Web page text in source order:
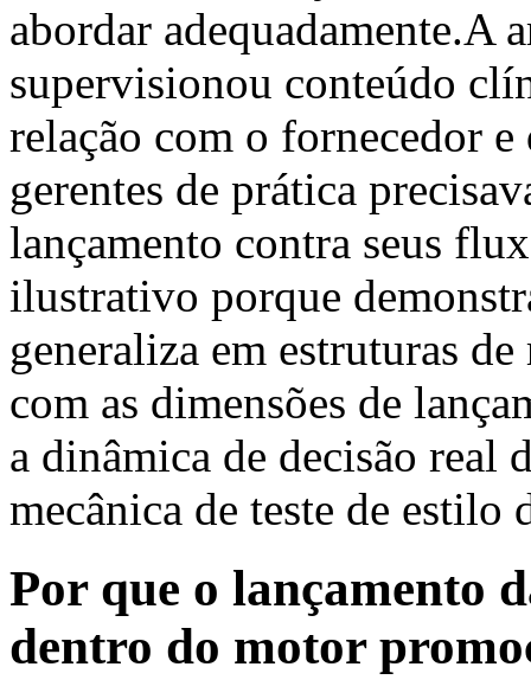
abordar adequadamente.A
supervisionou conteúdo
relação com o fornecedor
gerentes de prática
lançamento contra seus
ilustrativo porque
generaliza em estruturas
com as dimensões de
a dinâmica de decisão real
mecânica de teste de estilo
Por que o lançamento
dentro do motor